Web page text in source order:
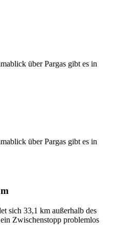
über Pargas gibt es in
über Pargas gibt es in
sich 33,1 km außerhalb des
Zwischenstopp problemlos